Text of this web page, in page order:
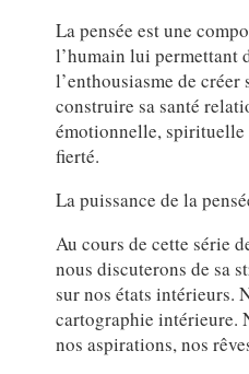
La pensée est une
l’humain lui permettant
l’enthousiasme de
construire sa santé
émotionnelle, spirituelle
fierté.
La puissance de la
Au cours de cette série
nous discuterons de sa
sur nos états intérieurs.
cartographie intérieure.
nos aspirations, nos